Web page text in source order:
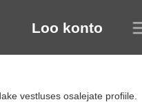
Loo konto
vestluses osalejate profiile.